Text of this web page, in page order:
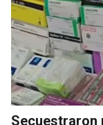
Secuestraron